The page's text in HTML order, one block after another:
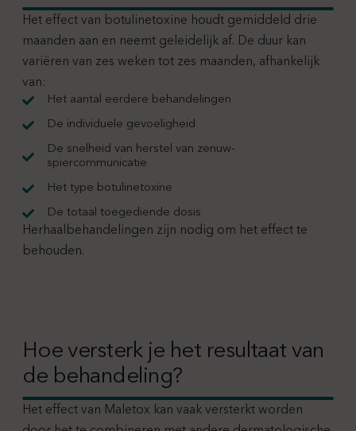
Het effect van botulinetoxine houdt gemiddeld drie
maanden aan en neemt geleidelijk af. De duur kan
variëren van zes weken tot zes maanden, afhankelijk
van:
Het aantal eerdere behandelingen
De individuele gevoeligheid
De snelheid van herstel van zenuw-
spiercommunicatie
Het type botulinetoxine
De totaal toegediende dosis
Herhaalbehandelingen zijn nodig om het effect te
behouden.
Hoe versterk je het resultaat van
de behandeling?
Het effect van Maletox kan vaak versterkt worden